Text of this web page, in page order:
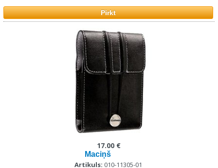
Pirkt
Maciņš
Artikuls: 010-11305-01
17.00 €